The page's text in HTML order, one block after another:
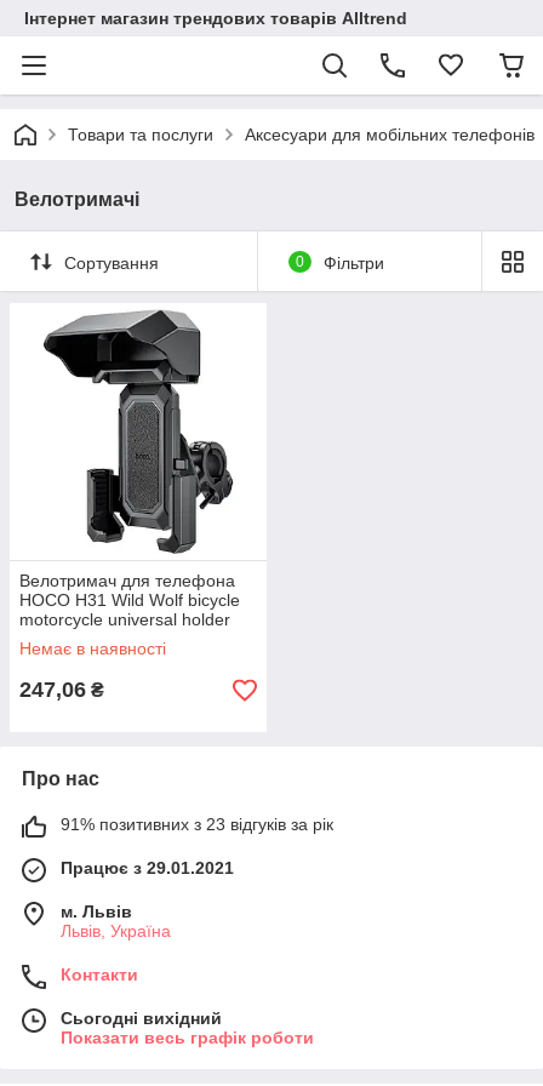
Інтернет магазин трендових товарів Alltrend
Товари та послуги Аксесуари для мобільних телефонів
Велотримачі
Сортування 0 Фільтри
Велотримач для телефона
HOCO H31 Wild Wolf bicycle
motorcycle universal holder
Black
Немає в наявності
247,06 ₴
Про нас
91% позитивних з 23 відгуків за рік
Працює з 29.01.2021
м. Львів
Львів, Україна
Контакти
Сьогодні вихідний
Показати весь графік роботи